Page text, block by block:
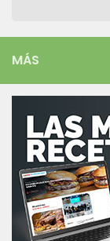
MÁS